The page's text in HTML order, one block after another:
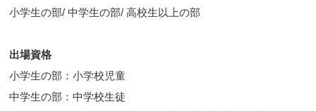
小学生の部/ 中学生の部/ 高校生以上の部
出場資格
小学生の部：小学校児童
中学生の部：中学校生徒